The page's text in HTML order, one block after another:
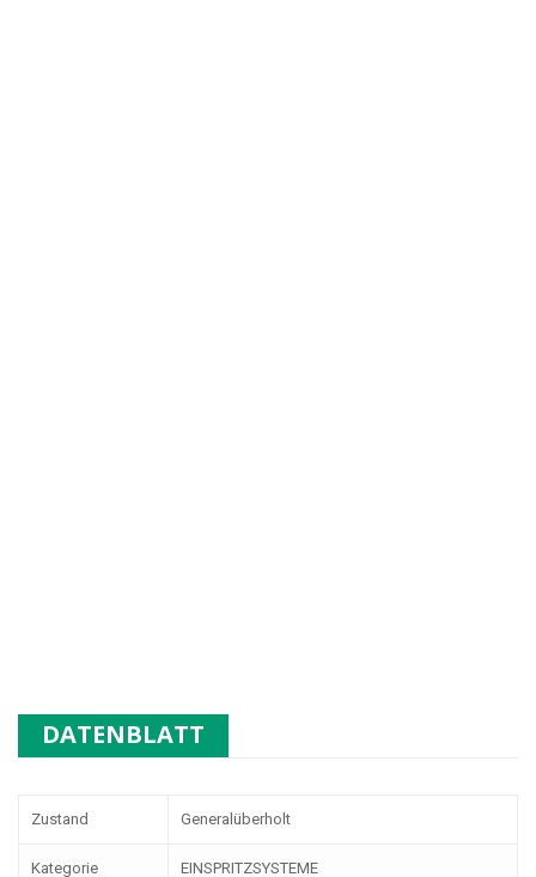
DATENBLATT
Zustand Generalüberholt
Kategorie EINSPRITZSYSTEME